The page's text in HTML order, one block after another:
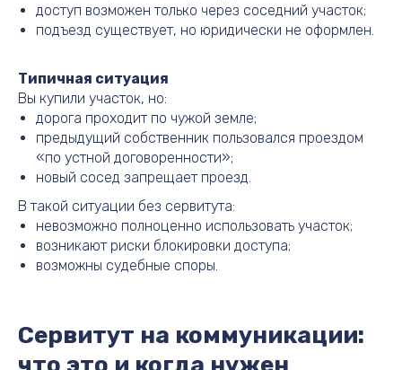
доступ возможен только через соседний участок;
подъезд существует, но юридически не оформлен.
Типичная ситуация
Вы купили участок, но:
дорога проходит по чужой земле;
предыдущий собственник пользовался проездом
«по устной договоренности»;
новый сосед запрещает проезд.
В такой ситуации без сервитута:
невозможно полноценно использовать участок;
возникают риски блокировки доступа;
возможны судебные споры.
Сервитут на коммуникации: